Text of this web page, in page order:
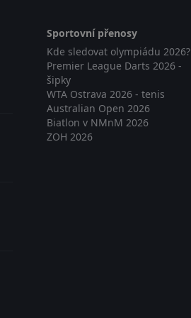
Sportovní přenosy
Kde sledovat olympiádu 2026?
Premier League Darts 2026 -
šipky
WTA Ostrava 2026 - tenis
Australian Open 2026
Biatlon v NMnM 2026
ZOH 2026